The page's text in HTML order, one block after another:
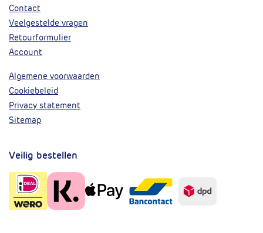
Contact
Veelgestelde vragen
Retourformulier
Account
Algemene voorwaarden
Cookiebeleid
Privacy statement
Sitemap
Veilig bestellen